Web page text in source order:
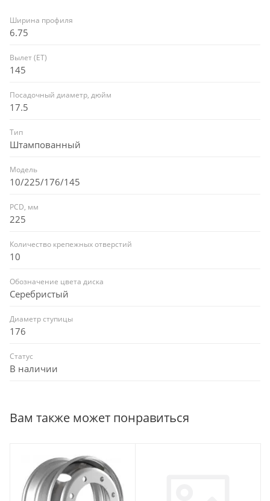
Ширина профиля
6.75
Вылет (ET)
145
Посадочный диаметр, дюйм
17.5
Тип
Штампованный
Модель
10/225/176/145
PCD, мм
225
Количество крепежных отверстий
10
Обозначение цвета диска
Серебристый
Диаметр ступицы
176
Статус
В наличии
Вам также может понравиться